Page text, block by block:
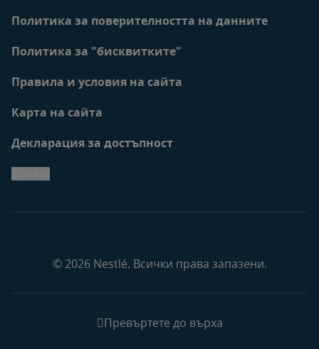
Политика за поверителността на данните
Политика за "бисквитките"
Правила и условия на сайта
Карта на сайта
Декларация за достъпност
© 2026 Nestlé. Всички права запазени.
Превъртете до върха